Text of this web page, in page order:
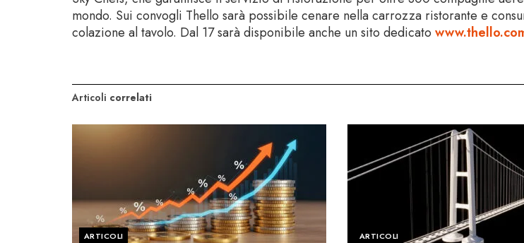
mondo. Sui convogli Thello sarà possibile cenare nella carrozza ristorante e
colazione al tavolo. Dal 17 sarà disponibile anche un sito dedicato
Articoli correlati
ARTICOLI ARTICOLI